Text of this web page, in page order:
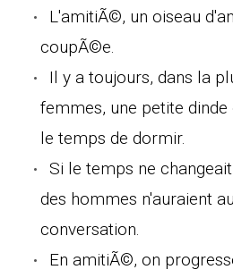
L'amitiÃ©, un oiseau
coupÃ©e.
Il y a toujours, dans la
femmes, une petite
le temps de dormir.
Si le temps ne
des hommes n'auraient
conversation.
En amitiÃ©, on